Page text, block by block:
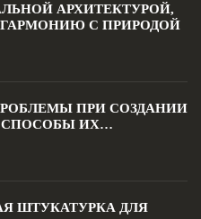
АРХИТЕКТУРОЙ,
С ПРИРОДОЙ
ПРИ СОЗДАНИИ
СПОСОБЫ ИХ…
ШТУКАТУРКА ДЛЯ